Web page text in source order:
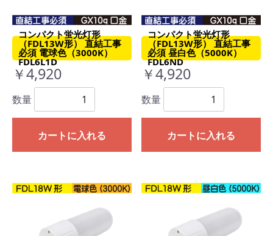
コンパクト蛍光灯形
（FDL13W形） 直結工事
必須 電球色（3000K）
FDL6L1D
￥4,920
数量
カートに入れる
コンパクト蛍光灯形
（FDL13W形） 直結工事
必須 昼白色（5000K）
FDL6ND
￥4,920
数量
カートに入れる